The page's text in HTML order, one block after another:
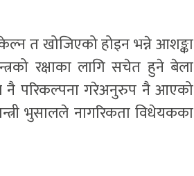
त खोजिएको होइन भन्ने आशङ्का
रक्षाका लागि सचेत हुने बेला
नै परिकल्पना गरेअनुरुप नै आएको
भुसालले नागरिकता विधेयकका